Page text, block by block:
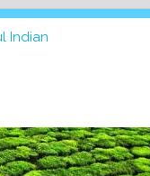
Indian